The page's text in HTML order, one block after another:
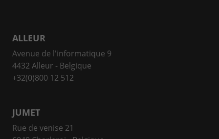
ALLEUR
Avenue de l'informatique 9
4432 Alleur - Belgique
+32(0)800 12 512
JUMET
Rue de venise 21